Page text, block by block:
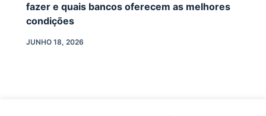
fazer e quais bancos oferecem as melhores
condições
JUNHO 18, 2026